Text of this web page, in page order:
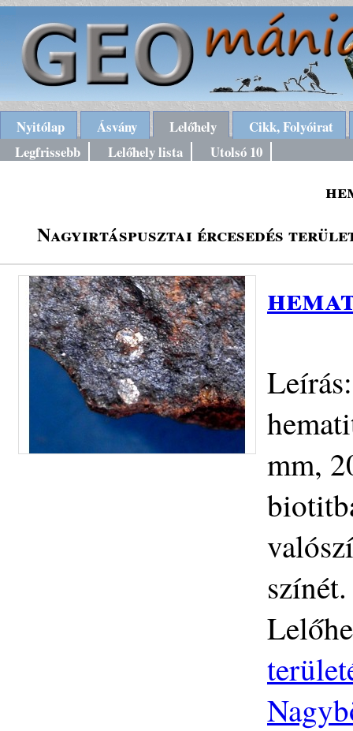
Nyitólap Ásvány Lelőhely
Cikk, Folyóirat
Legfrissebb
Lelőhely lista Utolsó 10
Nagyirtáspusztai ércesedés
mm,
színét.